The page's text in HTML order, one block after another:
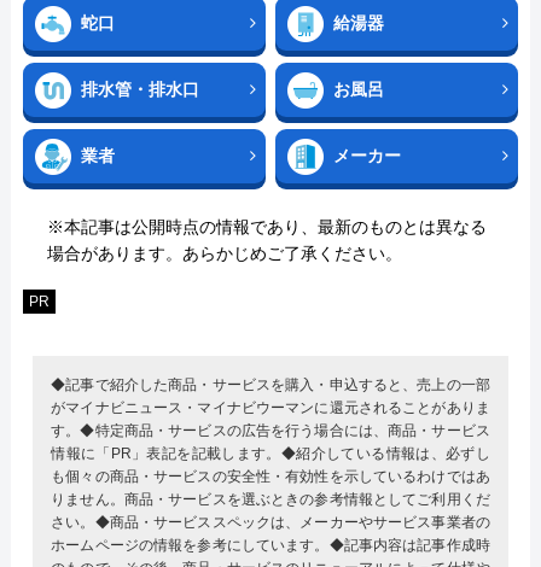
蛇口 給湯器
排水管・排水口 お風呂
業者 メーカー
※本記事は公開時点の情報であり、最新のものとは異なる
場合があります。あらかじめご了承ください。
PR
◆記事で紹介した商品・サービスを購入・申込すると、売上の一部
がマイナビニュース・マイナビウーマンに還元されることがありま
す。◆特定商品・サービスの広告を行う場合には、商品・サービス
情報に「PR」表記を記載します。◆紹介している情報は、必ずし
も個々の商品・サービスの安全性・有効性を示しているわけではあ
りません。商品・サービスを選ぶときの参考情報としてご利用くだ
さい。◆商品・サービススペックは、メーカーやサービス事業者の
ホームページの情報を参考にしています。◆記事内容は記事作成時